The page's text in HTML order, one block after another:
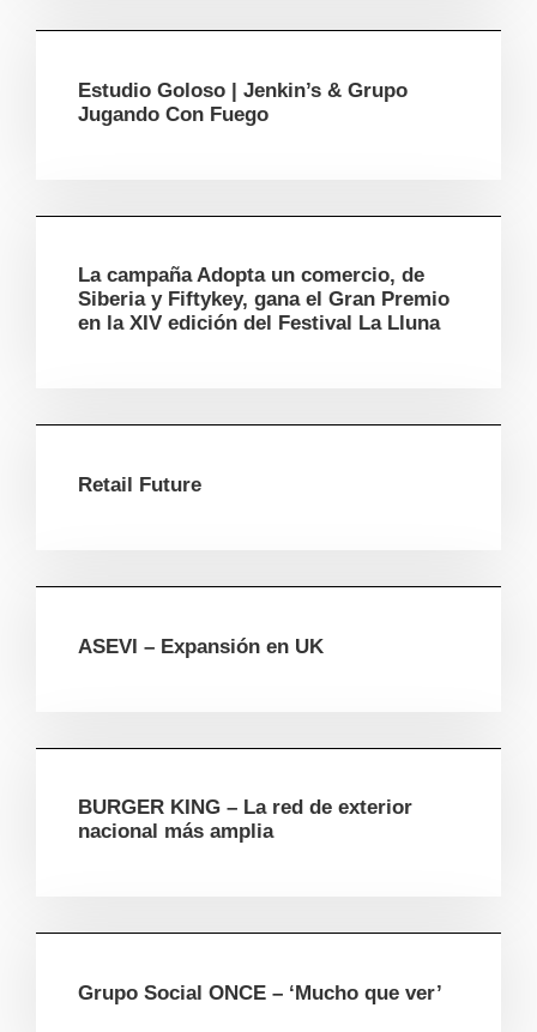
Estudio Goloso | Jenkin’s & Grupo
Jugando Con Fuego
La campaña Adopta un comercio, de
Siberia y Fiftykey, gana el Gran Premio
en la XIV edición del Festival La Lluna
Retail Future
ASEVI – Expansión en UK
BURGER KING – La red de exterior
nacional más amplia
Grupo Social ONCE – ‘Mucho que ver’